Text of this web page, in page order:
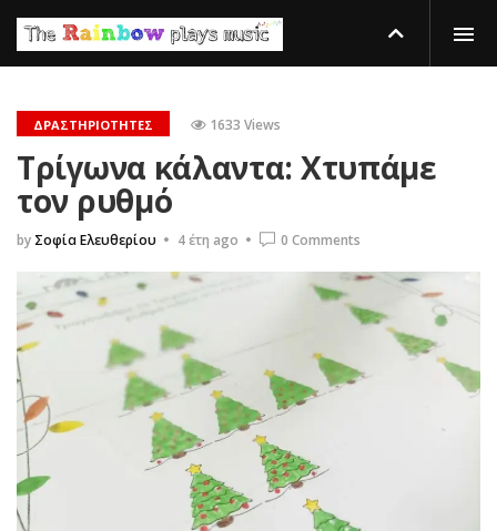
ΔΡΑΣΤΗΡΙΌΤΗΤΕΣ 1633 Views
Τρίγωνα κάλαντα: Χτυπάμε
τον ρυθμό
by Σοφία Ελευθερίου 4 έτη ago 0 Comments